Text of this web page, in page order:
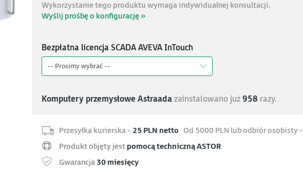
Wykorzystanie tego produktu wymaga indywidualnej konsultacji.
Wyślij prośbę o konfigurację »
Bezpłatna licencja SCADA AVEVA InTouch
-- Prosimy wybrać --
Komputery przemysłowe Astraada zainstalowano już 958 razy.
Przesyłka kurierska - 25 PLN netto Od 5000 PLN lub odbiór osobisty -
Produkt objęty jest pomocą techniczną ASTOR
Gwarancja 30 miesięcy